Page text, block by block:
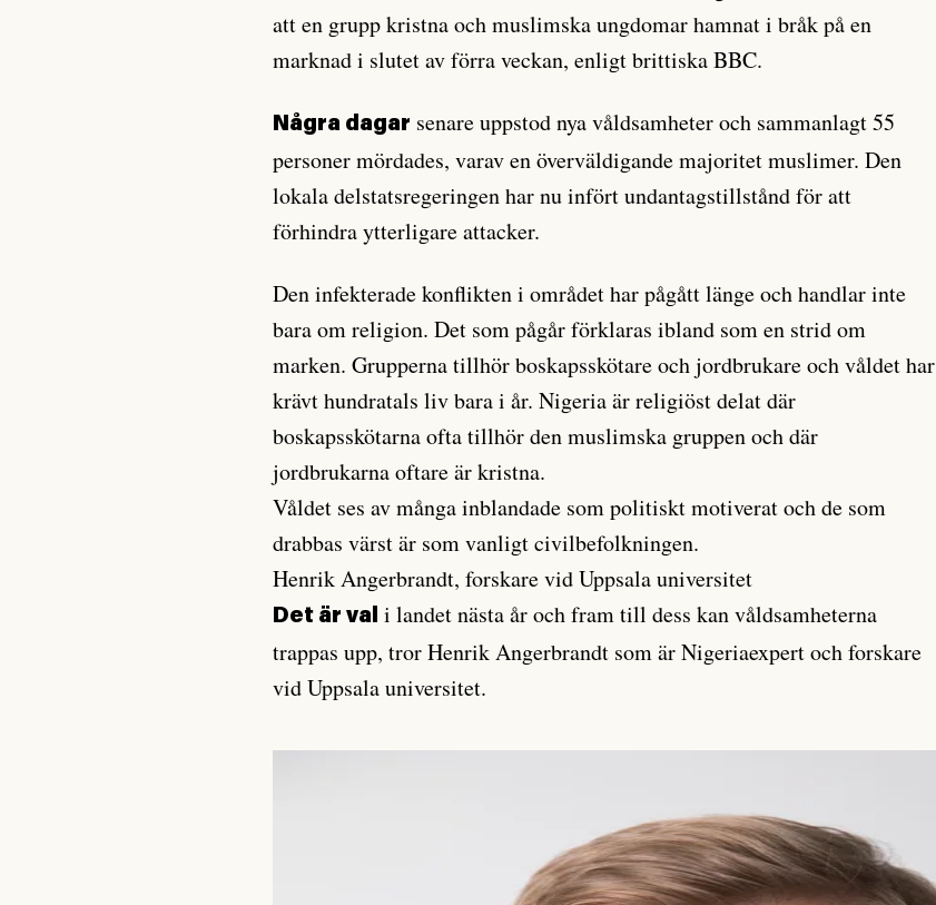
att en grupp kristna och muslimska ungdomar hamnat i bråk på en
marknad i slutet av förra veckan, enligt brittiska BBC.
Några dagar senare uppstod nya våldsamheter och sammanlagt 55
personer mördades, varav en överväldigande majoritet muslimer. Den
lokala delstatsregeringen har nu infört undantagstillstånd för att
förhindra ytterligare attacker.
Den infekterade konflikten i området har pågått länge och handlar inte
bara om religion. Det som pågår förklaras ibland som en strid om
marken. Grupperna tillhör boskapsskötare och jordbrukare och våldet har
krävt hundratals liv bara i år. Nigeria är religiöst delat där
boskapsskötarna ofta tillhör den muslimska gruppen och där
jordbrukarna oftare är kristna.
Våldet ses av många inblandade som politiskt motiverat och de som
drabbas värst är som vanligt civilbefolkningen.
Henrik Angerbrandt, forskare vid Uppsala universitet
Det är val i landet nästa år och fram till dess kan våldsamheterna
trappas upp, tror Henrik Angerbrandt som är Nigeriaexpert och forskare
vid Uppsala universitet.